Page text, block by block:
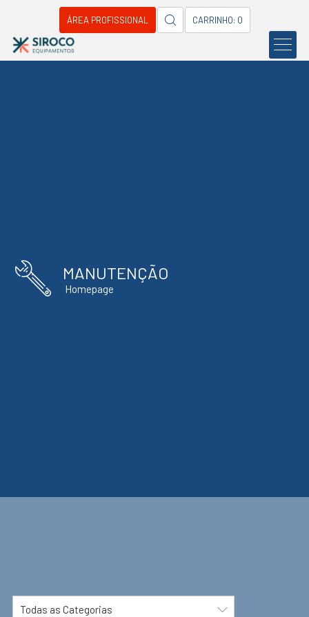
ÁREA PROFISSIONAL CARRINHO: 0
MANUTENÇÃO
Homepage
Todas as Categorias